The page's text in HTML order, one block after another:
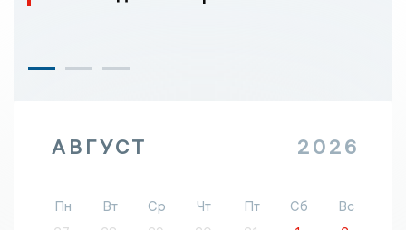
АВГУСТ 2026
Пн Вт Ср Чт Пт Сб
Вс